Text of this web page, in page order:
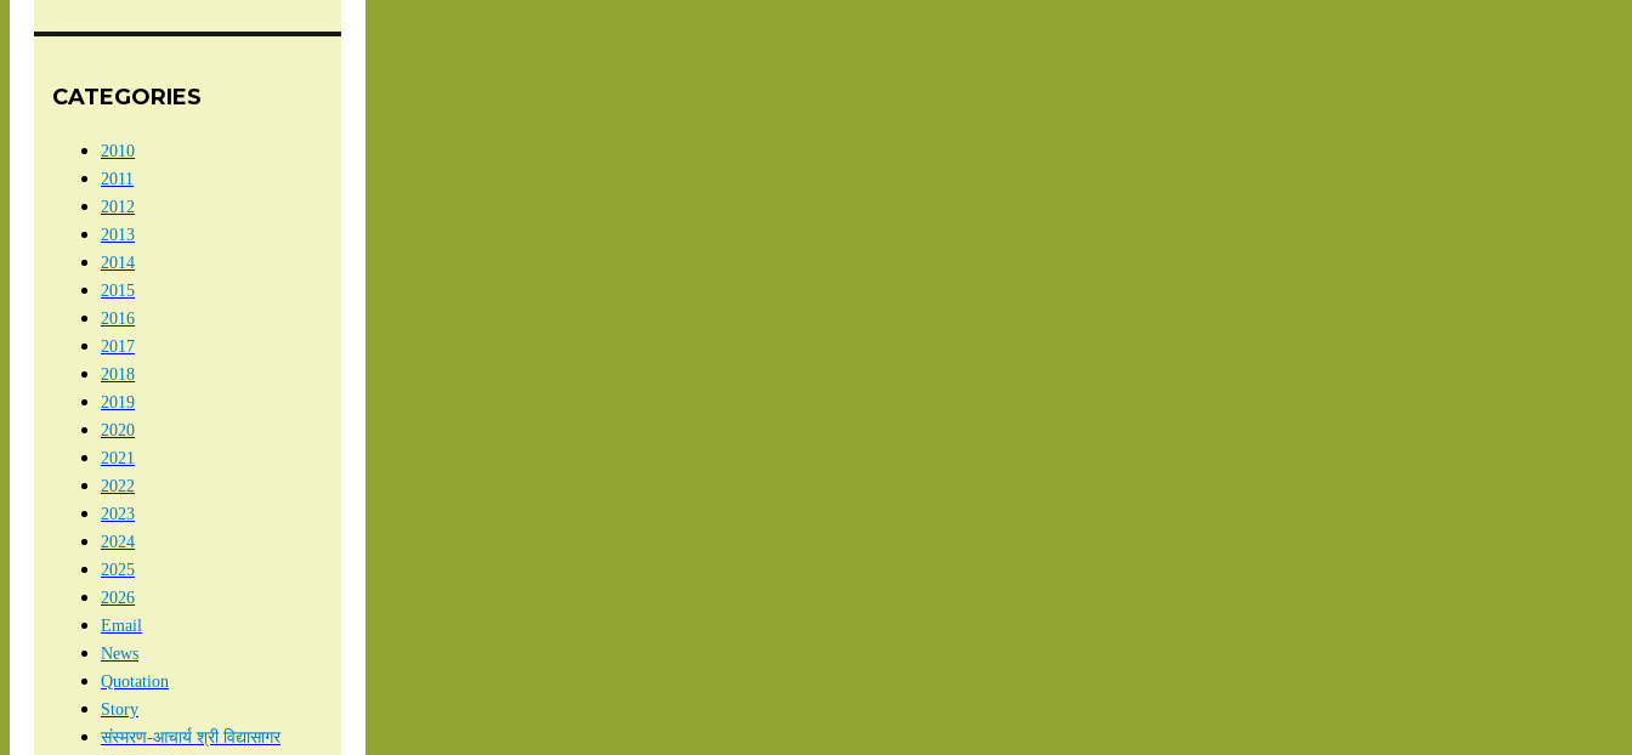
CATEGORIES
2010
2011
2012
2013
2014
2015
2016
2017
2018
2019
2020
2021
2022
2023
2024
2025
2026
Email
News
Quotation
Story
संस्मरण-आचार्य श्री विद्यासागर